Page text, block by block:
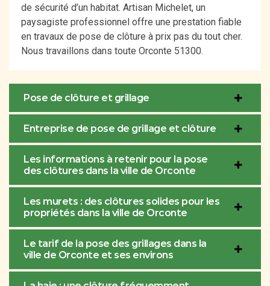
de sécurité d’un habitat. Artisan Michelet, un
paysagiste professionnel offre une prestation fiable
en travaux de pose de clôture à prix pas du tout cher.
Nous travaillons dans toute Orconte 51300.
Pose de clôture et grillage
Entreprise de pose de grillage et clôture
Les informations à retenir pour la pose
des clôtures dans la ville de Orconte
Les murets : des clôtures solides pour les
propriétés dans la ville de Orconte
Le tarif de la pose des grillages dans la
ville de Orconte et ses environs